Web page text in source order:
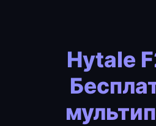
Hytale